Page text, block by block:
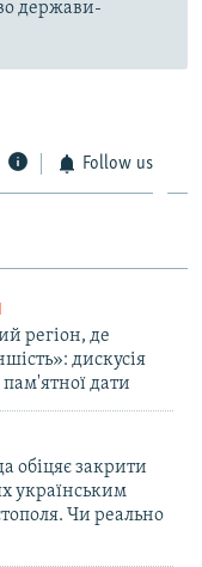
держави-
Follow us
регіон, де
дискусія
дати
обіцяє закрити
українським
Чи реально